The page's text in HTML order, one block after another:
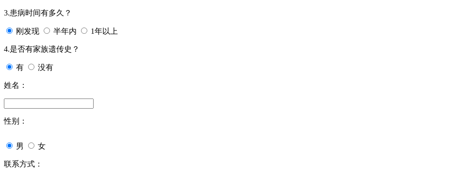
3.患病时间有多久？
刚发现 半年内 1年以上
4.是否有家族遗传史？
有 没有
姓名：
性别：
男 女
联系方式：